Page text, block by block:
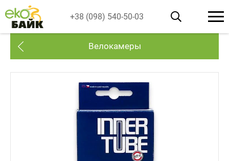
+38 (098) 540-50-03
Велокамеры